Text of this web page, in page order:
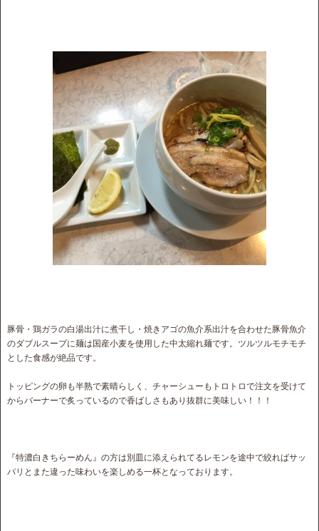
豚骨・鶏ガラの白湯出汁に煮干し・焼きアゴの魚介系出汁を合わせた豚骨魚介
のダブルスープに麺は国産小麦を使用した中太縮れ麺です。ツルツルモチモチ
とした食感が絶品です。
トッピングの卵も半熟で素晴らしく、チャーシューもトロトロで注文を受けて
からバーナーで炙っているので香ばしさもあり抜群に美味しい！！！
『特濃白きちらーめん』の方は別皿に添えられてるレモンを途中で絞ればサッ
パリとまた違った味わいを楽しめる一杯となっております。